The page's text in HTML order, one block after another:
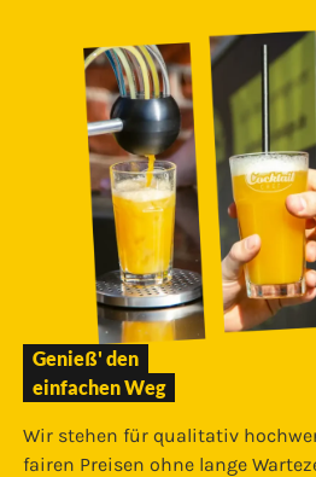
Genieß' den
einfachen Weg
Wir stehen für qualitativ
fairen Preisen ohne lange